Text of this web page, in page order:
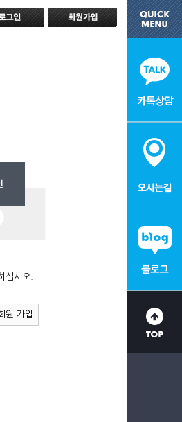
십시오.
원 가입